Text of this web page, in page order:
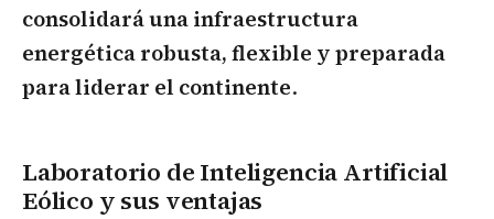
consolidará una infraestructura
energética robusta, flexible y preparada
para liderar el continente.
Laboratorio de Inteligencia Artificial
Eólico y sus ventajas